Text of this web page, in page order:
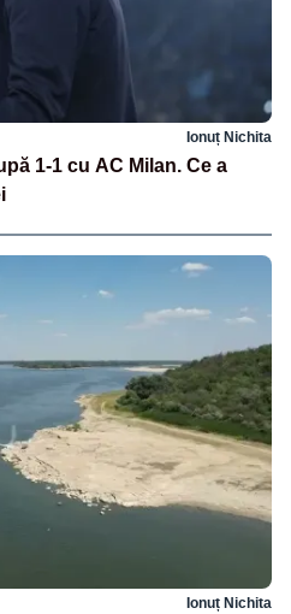
Ionuț Nichita
1-1 cu AC Milan. Ce a
Ionuț Nichita